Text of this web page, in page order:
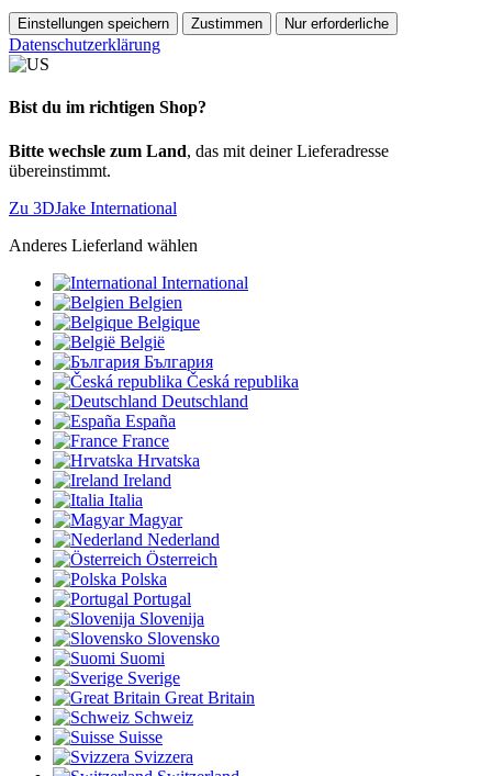
Einstellungen speichern Zustimmen Nur erforderliche
Datenschutzerklärung
Bist du im richtigen Shop?
Bitte wechsle zum Land, das mit deiner Lieferadresse
übereinstimmt.
Zu 3DJake International
Anderes Lieferland wählen
International
Belgien
Belgique
België
България
Česká republika
Deutschland
España
France
Hrvatska
Ireland
Italia
Magyar
Nederland
Österreich
Polska
Portugal
Slovenija
Slovensko
Suomi
Sverige
Great Britain
Schweiz
Suisse
Svizzera